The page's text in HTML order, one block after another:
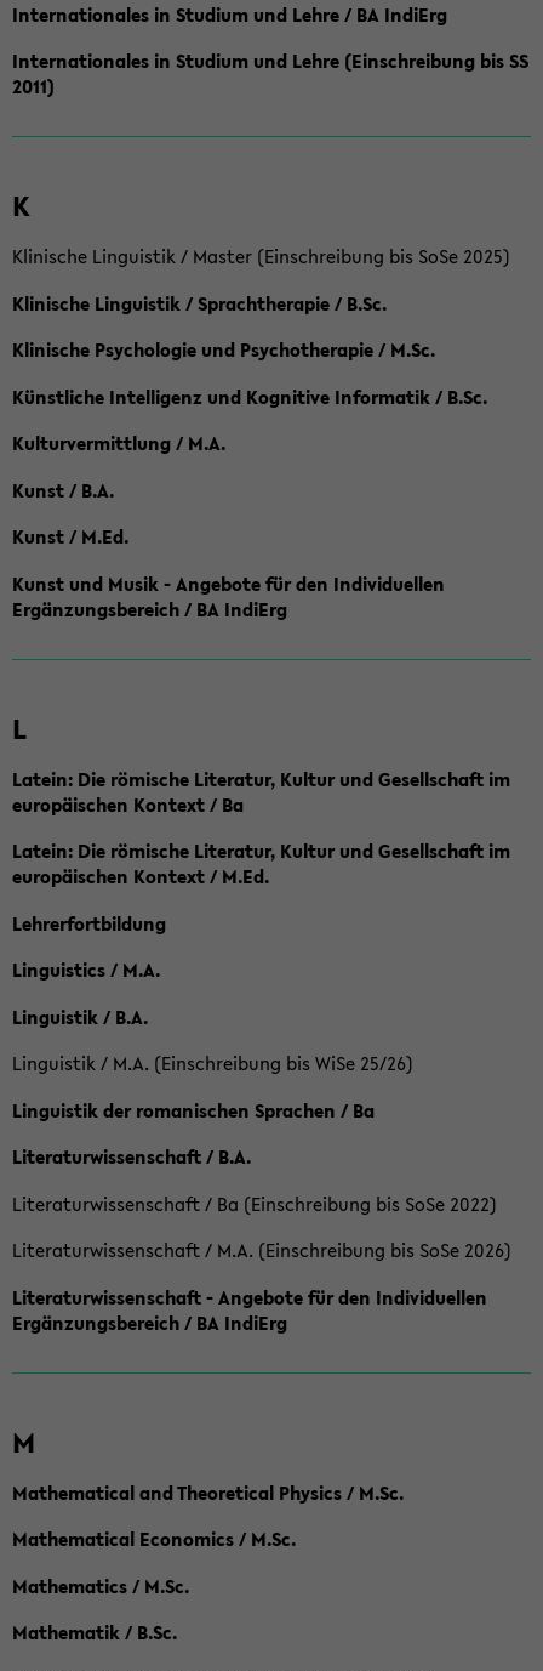
Internationales in Studium und Lehre / BA IndiErg
Internationales in Studium und Lehre (Einschreibung bis SS
2011)
K
Klinische Linguistik / Master (Einschreibung bis SoSe 2025)
Klinische Linguistik / Sprachtherapie / B.Sc.
Klinische Psychologie und Psychotherapie / M.Sc.
Künstliche Intelligenz und Kognitive Informatik / B.Sc.
Kulturvermittlung / M.A.
Kunst / B.A.
Kunst / M.Ed.
Kunst und Musik - Angebote für den Individuellen
Ergänzungsbereich / BA IndiErg
L
Latein: Die römische Literatur, Kultur und Gesellschaft im
europäischen Kontext / Ba
Latein: Die römische Literatur, Kultur und Gesellschaft im
europäischen Kontext / M.Ed.
Lehrerfortbildung
Linguistics / M.A.
Linguistik / B.A.
Linguistik / M.A. (Einschreibung bis WiSe 25/26)
Linguistik der romanischen Sprachen / Ba
Literaturwissenschaft / B.A.
Literaturwissenschaft / Ba (Einschreibung bis SoSe 2022)
Literaturwissenschaft / M.A. (Einschreibung bis SoSe 2026)
Literaturwissenschaft - Angebote für den Individuellen
Ergänzungsbereich / BA IndiErg
M
Mathematical and Theoretical Physics / M.Sc.
Mathematical Economics / M.Sc.
Mathematics / M.Sc.
Mathematik / B.Sc.